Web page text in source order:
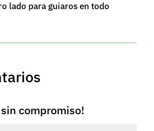
lado para guiaros en todo
compromiso!